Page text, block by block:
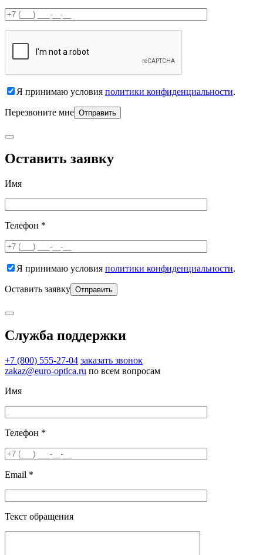
Я принимаю условия политики конфиденциальности.
Перезвоните мне
Оставить заявку
Имя
Телефон *
Я принимаю условия политики конфиденциальности.
Оставить заявку
Служба поддержки
+7 (800) 555-27-04 заказать звонок
zakaz@euro-optica.ru по всем вопросам
Имя
Телефон *
Email *
Текст обращения